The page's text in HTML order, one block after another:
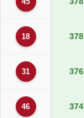
18 378
31 376
46 374